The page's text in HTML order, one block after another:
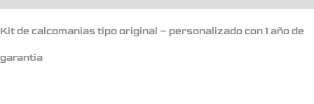
Kit de calcomanias tipo original – personalizado con 1 año de
garantia